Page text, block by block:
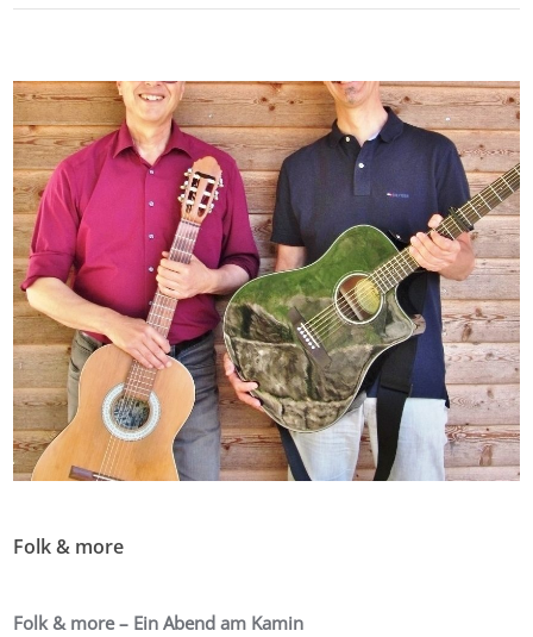
Folk & more
Folk & more – Ein Abend am Kamin